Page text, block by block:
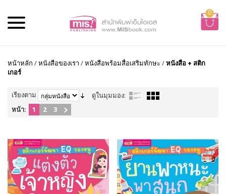
0
หน้าหลัก /หนังสือของเรา /หนังสือพร้อมสื่อเสริมทักษะ /หนังสือ + สติก
เกอร์
เรียงตาม
ดูในมุมมอง:
หน้า:
1 2 3